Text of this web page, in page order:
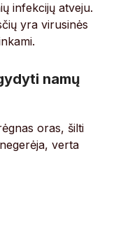
infekcijų atveju.
yra virusinės
namų
oras, šilti
verta